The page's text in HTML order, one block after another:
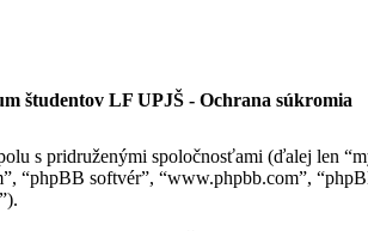
študentov LF UPJŠ - Ochrana súkromia
s pridruženými spoločnosťami (ďalej len
“phpBB softvér”, “www.phpbb.com”,